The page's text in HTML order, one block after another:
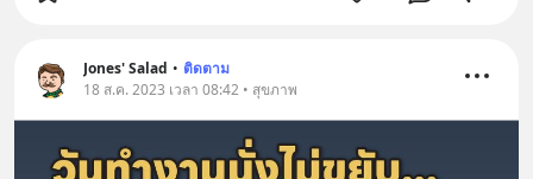
Jones' Salad • ติดตาม
18 ส.ค. 2023 เวลา 08:42 • สุขภาพ